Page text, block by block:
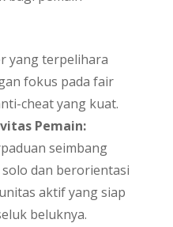
yang terpelihara
fokus pada fair
cheat yang kuat.
Pemain:
seimbang
dan berorientasi
aktif yang siap
beluknya.